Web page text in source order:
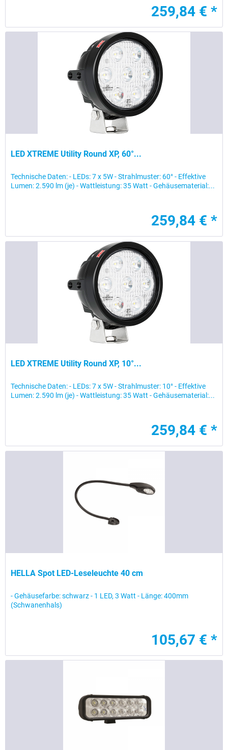
259,84 € *
LED XTREME Utility Round XP, 60°...
Technische Daten: - LEDs: 7 x 5W - Strahlmuster: 60° - Effektive
Lumen: 2.590 lm (je) - Wattleistung: 35 Watt - Gehäusematerial:...
259,84 € *
LED XTREME Utility Round XP, 10°...
Technische Daten: - LEDs: 7 x 5W - Strahlmuster: 10° - Effektive
Lumen: 2.590 lm (je) - Wattleistung: 35 Watt - Gehäusematerial:...
259,84 € *
HELLA Spot LED-Leseleuchte 40 cm
- Gehäusefarbe: schwarz - 1 LED, 3 Watt - Länge: 400mm
(Schwanenhals)
105,67 € *